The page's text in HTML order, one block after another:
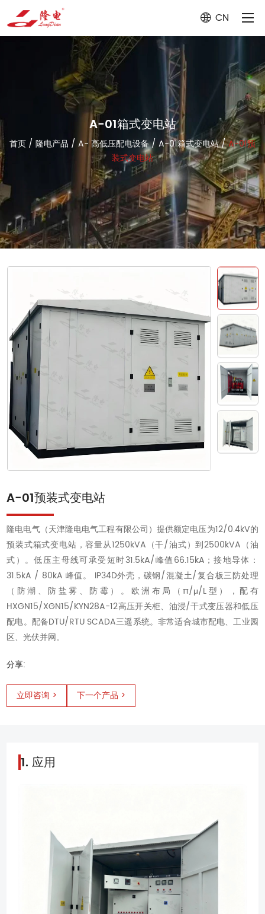
CN
A-01箱式变电站
首页 / 隆电产品 / A- 高低压配电设备/ A-01箱式变电站/A-01预
装式变电站
A-01预装式变电站
隆电电气（天津隆电电气工程有限公司）提供额定电压为12/0.4kV的
预装式箱式变电站，容量从1250kVA（干/油式）到2500kVA（油
式）。低压主母线可承受短时31.5kA/峰值66.15kA；接地导体：
31.5kA / 80kA 峰值。 IP34D外壳，碳钢/混凝土/复合板三防处理
（防潮、防盐雾、防霉）。欧洲布局（π/μ/L型），配有
HXGN15/XGN15/KYN28A-12高压开关柜、油浸/干式变压器和低压
配电。配备DTU/RTU SCADA三遥系统。非常适合城市配电、工业园
区、光伏并网。
分享:
立即咨询 > 下一个产品 >
1. 应用